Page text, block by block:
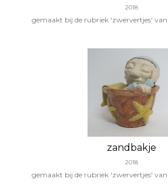
2018
gemaakt bij de rubriek 'zwervertjes'
zandbakje
2018
gemaakt bij de rubriek 'zwervertjes'